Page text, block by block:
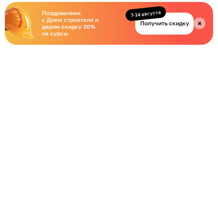
Поздравляем
с Днем строителя и
дарим скидку 20%
на курсы
Получить скидку
7-14 августа
✖